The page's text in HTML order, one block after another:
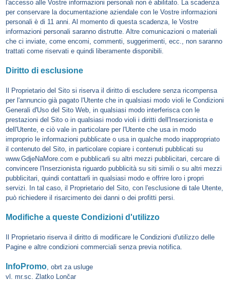
l'accesso alle Vostre informazioni personali non è abilitato. La scadenza
per conservare la documentazione aziendale con le Vostre informazioni
personali è di 11 anni. Al momento di questa scadenza, le Vostre
informazioni personali saranno distrutte. Altre comunicazioni o materiali
che ci inviate, come encomi, commenti, suggerimenti, ecc., non saranno
trattati come riservati e quindi liberamente disponibili.
Diritto di esclusione
Il Proprietario del Sito si riserva il diritto di escludere senza ricompensa
per l'annuncio già pagato l'Utente che in qualsiasi modo violi le Condizioni
Generali d'Uso del Sito Web, in qualsiasi modo interferisca con le
prestazioni del Sito o in qualsiasi modo violi i diritti dell'Inserzionista e
dell'Utente, e ciò vale in particolare per l'Utente che usa in modo
improprio le informazioni pubblicate o usa in qualche modo inappropriato
il contenuto del Sito, in particolare copiare i contenuti pubblicati su
www.GdjeNaMore.com e pubblicarli su altri mezzi pubblicitari, cercare di
convincere l'Inserzionista riguardo pubblicità su siti simili o su altri mezzi
pubblicitari, quindi contattarli in qualsiasi modo e offrire loro i propri
servizi. In tal caso, il Proprietario del Sito, con l'esclusione di tale Utente,
può richiedere il risarcimento dei danni o dei profitti persi.
Modifiche a queste Condizioni d'utilizzo
Il Proprietario riserva il diritto di modificare le Condizioni d'utilizzo delle
Pagine e altre condizioni commerciali senza previa notifica.
InfoPromo, obrt za usluge
vl. mr.sc. Zlatko Lončar